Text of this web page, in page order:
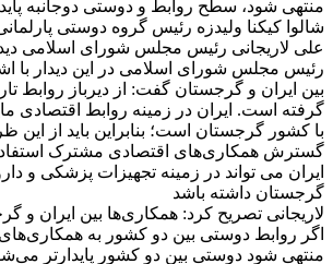
منتهی شود، سطح روابط و دوستی دوجانبه
شالوا کیکنا ولیدزه رئیس گروه دوستی
علی لاریجانی رئیس مجلس شورای اسلامی
رئیس مجلس شورای اسلامی در این دیدار با
بین ایران و گرجستان گفت: از دیرباز روابط
گرفته است. ایران در زمینه روابط اقتصادی
با کشور گرجستان است؛ بنابراین باید از این
گسترش همکاری‌های اقتصادی‌ مشترک
ایران می تواند در زمینه تجهیزات پزشکی و
گرجستان داشته باشد
لاریجانی تصریح کرد: همکاری‌ها بین ایران
اگر روابط دوستی بین دو کشور به
منتهی شود دوستی بین دو کشور پایدارتر